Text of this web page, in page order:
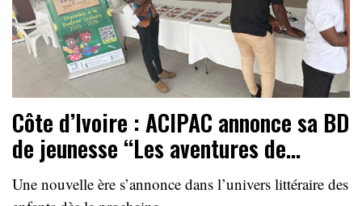
Côte d’Ivoire : ACIPAC annonce sa BD
de jeunesse ‘‘Les aventures de…
Une nouvelle ère s’annonce dans l’univers littéraire des